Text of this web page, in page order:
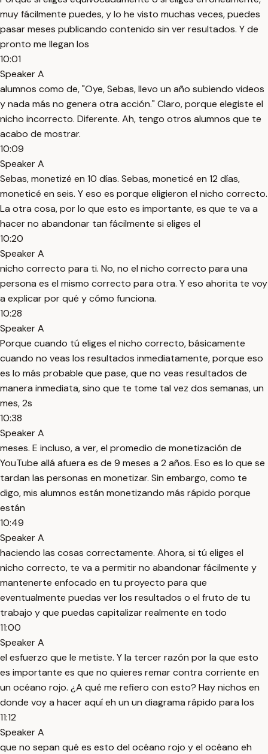
muy fácilmente puedes, y lo he visto muchas veces, puedes
pasar meses publicando contenido sin ver resultados. Y de
pronto me llegan los
10:01
Speaker A
alumnos como de, "Oye, Sebas, llevo un año subiendo videos
y nada más no genera otra acción." Claro, porque elegiste el
nicho incorrecto. Diferente. Ah, tengo otros alumnos que te
acabo de mostrar.
10:09
Speaker A
Sebas, monetizé en 10 días. Sebas, moneticé en 12 días,
moneticé en seis. Y eso es porque eligieron el nicho correcto.
La otra cosa, por lo que esto es importante, es que te va a
hacer no abandonar tan fácilmente si eliges el
10:20
Speaker A
nicho correcto para ti. No, no el nicho correcto para una
persona es el mismo correcto para otra. Y eso ahorita te voy
a explicar por qué y cómo funciona.
10:28
Speaker A
Porque cuando tú eliges el nicho correcto, básicamente
cuando no veas los resultados inmediatamente, porque eso
es lo más probable que pase, que no veas resultados de
manera inmediata, sino que te tome tal vez dos semanas, un
mes, 2s
10:38
Speaker A
meses. E incluso, a ver, el promedio de monetización de
YouTube allá afuera es de 9 meses a 2 años. Eso es lo que se
tardan las personas en monetizar. Sin embargo, como te
digo, mis alumnos están monetizando más rápido porque
están
10:49
Speaker A
haciendo las cosas correctamente. Ahora, si tú eliges el
nicho correcto, te va a permitir no abandonar fácilmente y
mantenerte enfocado en tu proyecto para que
eventualmente puedas ver los resultados o el fruto de tu
trabajo y que puedas capitalizar realmente en todo
11:00
Speaker A
el esfuerzo que le metiste. Y la tercer razón por la que esto
es importante es que no quieres remar contra corriente en
un océano rojo. ¿A qué me refiero con esto? Hay nichos en
donde voy a hacer aquí eh un un diagrama rápido para los
11:12
Speaker A
que no sepan qué es esto del océano rojo y el océano eh